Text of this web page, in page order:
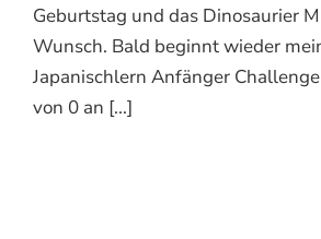
Geburtstag und das Dinosaurier
Wunsch. Bald beginnt wieder
Japanischlern Anfänger
von 0 an [...]